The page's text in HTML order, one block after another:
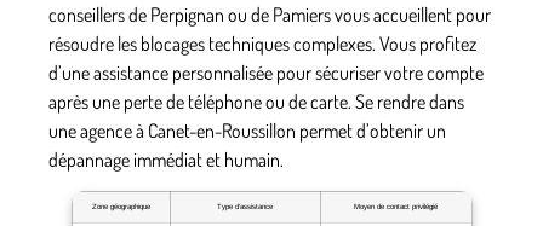
conseillers de Perpignan ou de Pamiers vous accueillent pour
résoudre les blocages techniques complexes. Vous profitez
d’une assistance personnalisée pour sécuriser votre compte
après une perte de téléphone ou de carte. Se rendre dans
une agence à Canet-en-Roussillon permet d’obtenir un
dépannage immédiat et humain.
Zone géographique Type d’assistance Moyen de contact privilégié